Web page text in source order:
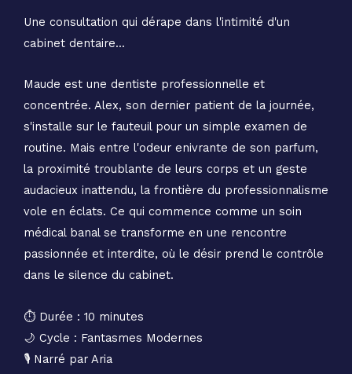
Une consultation qui dérape dans l'intimité d'un
cabinet dentaire...
Maude est une dentiste professionnelle et
concentrée. Alex, son dernier patient de la journée,
s'installe sur le fauteuil pour un simple examen de
routine. Mais entre l'odeur enivrante de son parfum,
la proximité troublante de leurs corps et un geste
audacieux inattendu, la frontière du professionnalisme
vole en éclats. Ce qui commence comme un soin
médical banal se transforme en une rencontre
passionnée et interdite, où le désir prend le contrôle
dans le silence du cabinet.
⏱️ Durée : 10 minutes
🌙 Cycle : Fantasmes Modernes
🎙️ Narré par Aria